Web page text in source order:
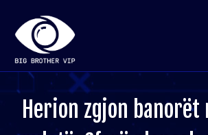
Herion zgjon banorët